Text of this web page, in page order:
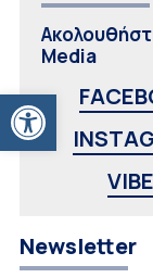
Ανοίξτε τη γραμμή
Media
Newsletter